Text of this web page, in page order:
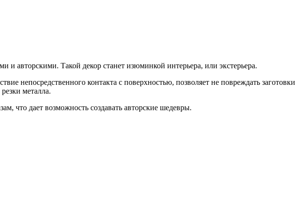
авторскими. Такой декор станет изюминкой интерьера, или экстерьера.
непосредственного контакта с поверхностью, позволяет не повреждать заготовки
металла.
что дает возможность создавать авторские шедевры.